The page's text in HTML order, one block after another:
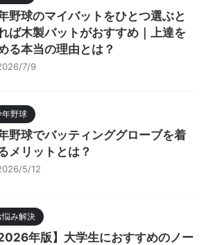
野球のマイバットをひとつ選ぶと
ば木製バットがおすすめ｜上達を
る本当の理由とは？
7/9
年野球
野球でバッティンググローブを着
メリットとは？
5/12
悩み解決
2026年版】大学生におすすめのノー